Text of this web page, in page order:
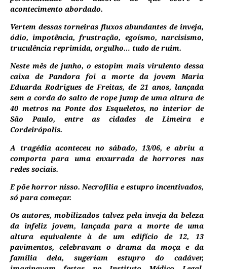
acontecimento abordado.
Vertem dessas torneiras fluxos abundantes de inveja,
ódio, impotência, frustração, egoísmo, narcisismo,
truculência reprimida, orgulho… tudo de ruim.
Neste mês de junho, o estopim mais virulento dessa
caixa de Pandora foi a morte da jovem Maria
Eduarda Rodrigues de Freitas, de 21 anos, lançada
sem a corda do salto de rope jump de uma altura de
40 metros na Ponte dos Esqueletos, no interior de
São Paulo, entre as cidades de Limeira e
Cordeirópolis.
A tragédia aconteceu no sábado, 13/06, e abriu a
comporta para uma enxurrada de horrores nas
redes sociais.
E põe horror nisso. Necrofilia e estupro incentivados,
só para começar.
Os autores, mobilizados talvez pela inveja da beleza
da infeliz jovem, lançada para a morte de uma
altura equivalente à de um edifício de 12, 13
pavimentos, celebravam o drama da moça e da
família dela, sugeriam estupro do cadáver,